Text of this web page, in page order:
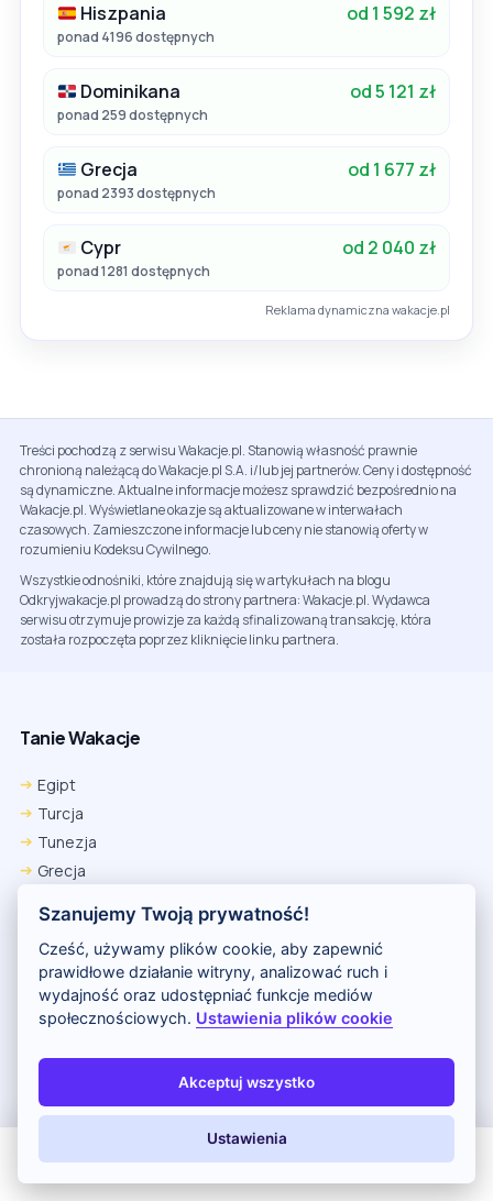
Hiszpania od 1 592 zł
ponad 4196 dostępnych
Dominikana od 5 121 zł
ponad 259 dostępnych
Grecja od 1 677 zł
ponad 2393 dostępnych
Cypr od 2 040 zł
ponad 1281 dostępnych
Reklama dynamiczna wakacje.pl
Treści pochodzą z serwisu Wakacje.pl. Stanowią własność prawnie
chronioną należącą do Wakacje.pl S.A. i/lub jej partnerów. Ceny i dostępność
są dynamiczne. Aktualne informacje możesz sprawdzić bezpośrednio na
Wakacje.pl. Wyświetlane okazje są aktualizowane w interwałach
czasowych. Zamieszczone informacje lub ceny nie stanowią oferty w
rozumieniu Kodeksu Cywilnego.
Wszystkie odnośniki, które znajdują się w artykułach na blogu
Odkryjwakacje.pl prowadzą do strony partnera: Wakacje.pl. Wydawca
serwisu otrzymuje prowizje za każdą sfinalizowaną transakcję, która
została rozpoczęta poprzez kliknięcie linku partnera.
Tanie Wakacje
Egipt
Turcja
Tunezja
Grecja
Cypr
Kenia
Wakacje All Inclusive
All Inclusive
Wakacje Last Minute
Last Minute wylot jutro
Last Minute wylot pojutrze
Szanujemy Twoją prywatność!
Cześć, używamy plików cookie, aby zapewnić
prawidłowe działanie witryny, analizować ruch i
wydajność oraz udostępniać funkcje mediów
społecznościowych. Ustawienia plików cookie
Akceptuj wszystko
Ustawienia